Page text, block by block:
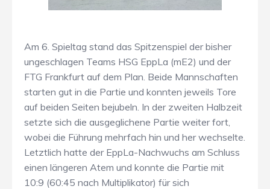
Am 6. Spieltag stand das Spitzenspiel der bisher
ungeschlagen Teams HSG EppLa (mE2) und der
FTG Frankfurt auf dem Plan. Beide Mannschaften
starten gut in die Partie und konnten jeweils Tore
auf beiden Seiten bejubeln. In der zweiten Halbzeit
setzte sich die ausgeglichene Partie weiter fort,
wobei die Führung mehrfach hin und her wechselte.
Letztlich hatte der EppLa-Nachwuchs am Schluss
einen längeren Atem und konnte die Partie mit
10:9 (60:45 nach Multiplikator) für sich